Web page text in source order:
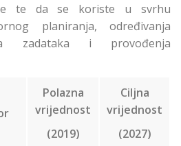
te da se koriste u svrhu
planiranja, određivanja
zadataka i provođenja
Polazna
vrijednost
(2019)
Ciljna
vrijednost
(2027)